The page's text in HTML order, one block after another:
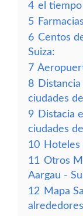
4 el
5
6 Centos
Suiza:
7
8
ciudades
9 Distacia
ciudades
10
11 Otros
Aargau -
12 Mapa
alrededores